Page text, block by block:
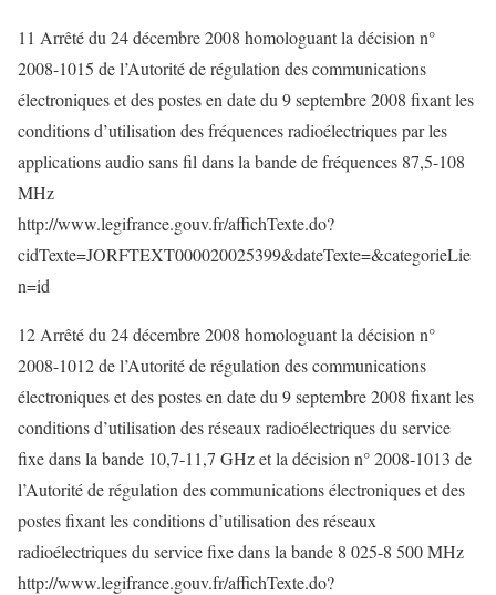
11 Arrêté du 24 décembre 2008 homologuant la décision n°
2008-1015 de l’Autorité de régulation des communications
électroniques et des postes en date du 9 septembre 2008 fixant les
conditions d’utilisation des fréquences radioélectriques par les
applications audio sans fil dans la bande de fréquences 87,5-108
MHz
http://www.legifrance.gouv.fr/affichTexte.do?
cidTexte=JORFTEXT000020025399&dateTexte=&categorieLie
n=id
12 Arrêté du 24 décembre 2008 homologuant la décision n°
2008-1012 de l’Autorité de régulation des communications
électroniques et des postes en date du 9 septembre 2008 fixant les
conditions d’utilisation des réseaux radioélectriques du service
fixe dans la bande 10,7-11,7 GHz et la décision n° 2008-1013 de
l’Autorité de régulation des communications électroniques et des
postes fixant les conditions d’utilisation des réseaux
radioélectriques du service fixe dans la bande 8 025-8 500 MHz
http://www.legifrance.gouv.fr/affichTexte.do?